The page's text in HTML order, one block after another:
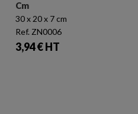
Cm
30 x 20 x 7 cm
Ref. ZN0006
Prix
3,94 € HT